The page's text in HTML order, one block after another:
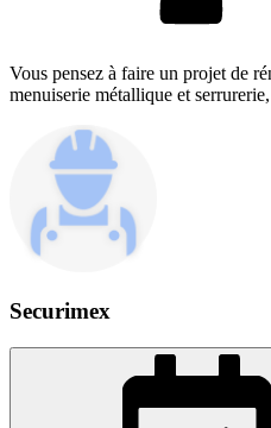
Vous pensez à faire un projet de
menuiserie métallique et
Securimex